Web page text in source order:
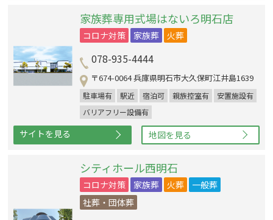
家族葬専用式場はないろ明石店
コロナ対策 家族葬 火葬
078-935-4444
〒674-0064 兵庫県明石市大久保町江井島1639
駐車場有 駅近 宿泊可 親族控室有
安置施設有
バリアフリー設備有
サイトを見る 地図を見る
シティホール西明石
コロナ対策 家族葬 火葬
一般葬
社葬・団体葬